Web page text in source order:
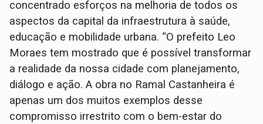
concentrado esforços na melhoria de todos os
aspectos da capital da infraestrutura à saúde,
educação e mobilidade urbana. “O prefeito Leo
Moraes tem mostrado que é possível transformar
a realidade da nossa cidade com planejamento,
diálogo e ação. A obra no Ramal Castanheira é
apenas um dos muitos exemplos desse
compromisso irrestrito com o bem-estar do